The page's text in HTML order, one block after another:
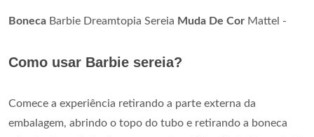
Boneca Barbie Dreamtopia Sereia Muda De Cor Mattel -
Como usar Barbie sereia?
Comece a experiência retirando a parte externa da
embalagem, abrindo o topo do tubo e retirando a boneca